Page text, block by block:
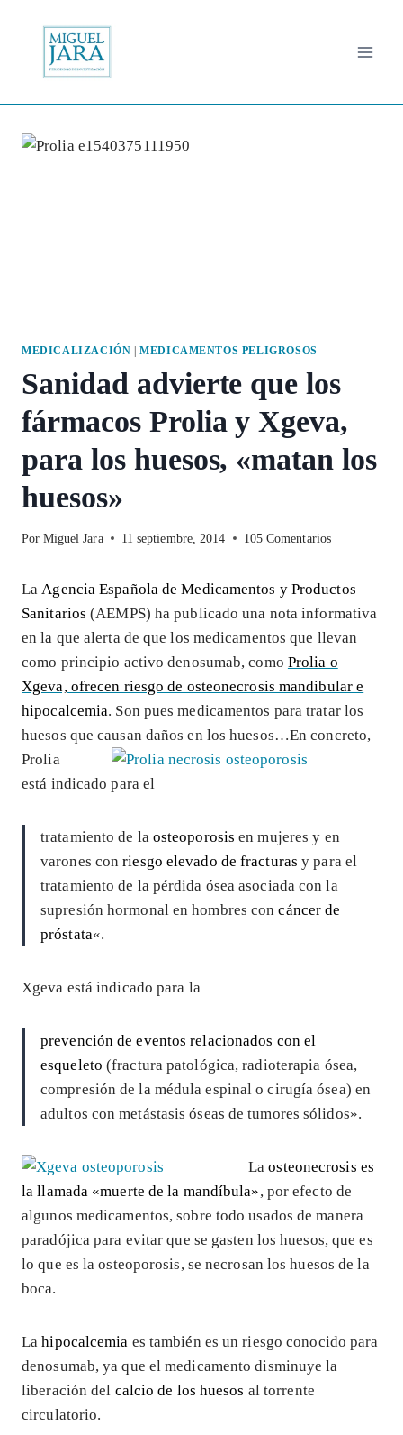
contenido
MEDICALIZACIÓN |MEDICAMENTOS PELIGROSOS
Sanidad advierte que los
fármacos Prolia y Xgeva,
para los huesos, «matan los
huesos»
Por Miguel Jara 11 septiembre, 2014 105 Comentarios
La Agencia Española de Medicamentos y Productos
Sanitarios (AEMPS) ha publicado una nota informativa
en la que alerta de que los medicamentos que llevan
como principio activo denosumab, como Prolia o
Xgeva, ofrecen riesgo de osteonecrosis mandibular e
hipocalcemia. Son pues medicamentos para tratar los
huesos que causan daños en los huesos…En concreto,
Prolia
está indicado para el
tratamiento de la osteoporosis en mujeres y en
varones conriesgo elevado de fracturas y para el
tratamiento de la pérdida ósea asociada con la
supresión hormonal en hombres concáncer de
próstata«.
Xgeva está indicado para la
prevención de eventos relacionados con el
esqueleto (fractura patológica, radioterapia ósea,
compresión de la médula espinal o cirugía ósea) en
adultos con metástasis óseas de tumores sólidos».
Laosteonecrosis es
la llamada «muerte de la mandíbula», por efecto de
algunos medicamentos, sobre todo usados de manera
paradójica para evitar que se gasten los huesos, que es
lo que es la osteoporosis, se necrosan los huesos de la
boca.
Lahipocalcemia es también es un riesgo conocido para
denosumab, ya que el medicamento disminuye la
liberación del calcio de los huesos al torrente
circulatorio.